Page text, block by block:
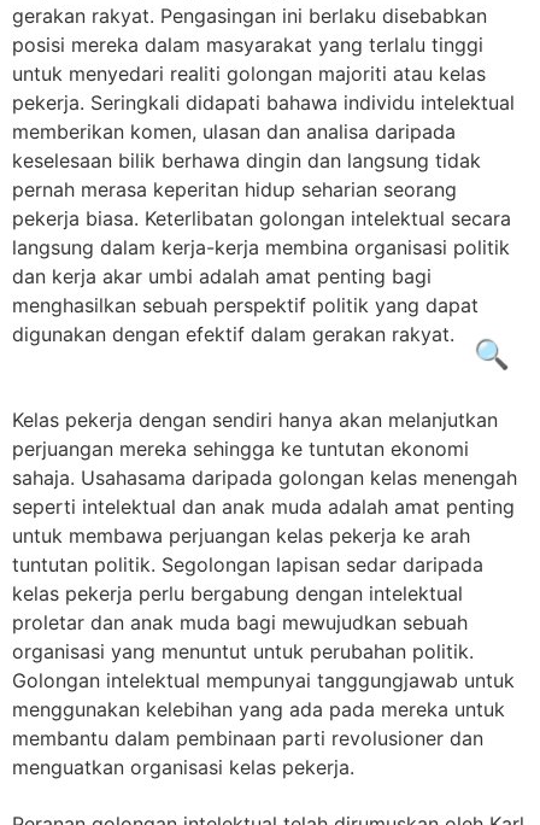
🔍
gerakan rakyat. Pengasingan ini berlaku disebabkan
posisi mereka dalam masyarakat yang terlalu tinggi
untuk menyedari realiti golongan majoriti atau kelas
pekerja. Seringkali didapati bahawa individu intelektual
memberikan komen, ulasan dan analisa daripada
keselesaan bilik berhawa dingin dan langsung tidak
pernah merasa keperitan hidup seharian seorang
pekerja biasa. Keterlibatan golongan intelektual secara
langsung dalam kerja-kerja membina organisasi politik
dan kerja akar umbi adalah amat penting bagi
menghasilkan sebuah perspektif politik yang dapat
digunakan dengan efektif dalam gerakan rakyat.
Kelas pekerja dengan sendiri hanya akan melanjutkan
perjuangan mereka sehingga ke tuntutan ekonomi
sahaja. Usahasama daripada golongan kelas menengah
seperti intelektual dan anak muda adalah amat penting
untuk membawa perjuangan kelas pekerja ke arah
tuntutan politik. Segolongan lapisan sedar daripada
kelas pekerja perlu bergabung dengan intelektual
proletar dan anak muda bagi mewujudkan sebuah
organisasi yang menuntut untuk perubahan politik.
Golongan intelektual mempunyai tanggungjawab untuk
menggunakan kelebihan yang ada pada mereka untuk
membantu dalam pembinaan parti revolusioner dan
menguatkan organisasi kelas pekerja.